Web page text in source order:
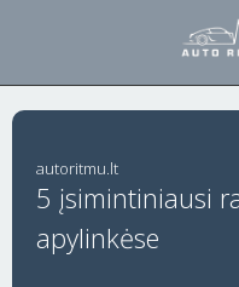
autoritmu.lt
5 įsimintiniausi
apylinkėse